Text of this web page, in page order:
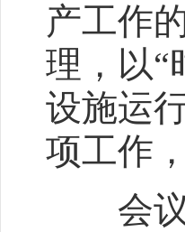
产工作
理，以“
设施运
项工作
会议